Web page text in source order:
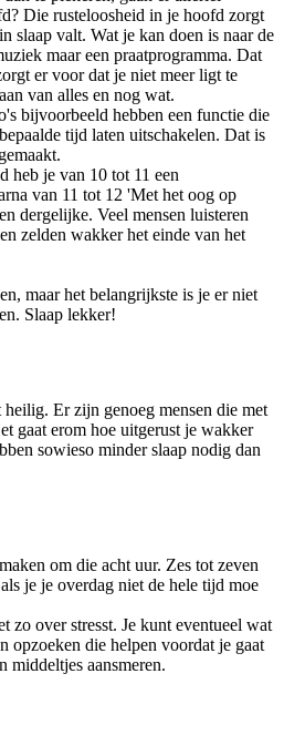
Die rusteloosheid in je hoofd zorgt
slaap valt. Wat je kan doen is naar de
maar een praatprogramma. Dat
er voor dat je niet meer ligt te
van alles en nog wat.
bijvoorbeeld hebben een functie die
tijd laten uitschakelen. Dat is
heb je van 10 tot 11 een
van 11 tot 12 'Met het oog op
dergelijke. Veel mensen luisteren
zelden wakker het einde van het
maar het belangrijkste is je er niet
Slaap lekker!
Er zijn genoeg mensen die met
gaat erom hoe uitgerust je wakker
sowieso minder slaap nodig dan
om die acht uur. Zes tot zeven
je je overdag niet de hele tijd moe
zo over stresst. Je kunt eventueel wat
opzoeken die helpen voordat je gaat
middeltjes aansmeren.